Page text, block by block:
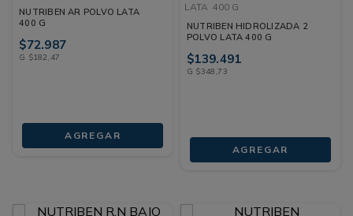
NUTRIBEN AR POLVO LATA
400 G
$72.987
G $182,47
AGREGAR
LATA 400 G
NUTRIBEN HIDROLIZADA 2
POLVO LATA 400 G
$139.491
G $348,73
AGREGAR